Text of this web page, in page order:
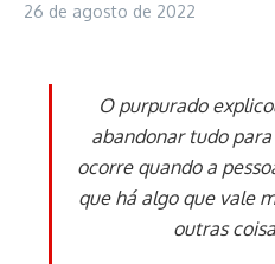
26 de agosto de 2022
O purpurado
abandonar tudo
ocorre quando a
que há algo que vale
outras